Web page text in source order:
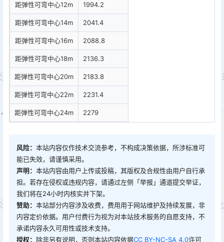
距弹性可弯中心12m 1994.2
距弹性可弯中心14m 2041.4
距弹性可弯中心16m 2088.8
距弹性可弯中心18m 2136.3
距弹性可弯中心20m 2183.8
距弹性可弯中心22m 2231.4
距弹性可弯中心24m 2279
风险： 本站内容仅作技术交流参考，不构成决策依据，所涉标准可
能已失效，请谨慎采用。
声明： 本站内容由用户上传或投稿，其版权及合规性由用户自行承
担。若存在侵权或违规内容，请通过左侧「举报」通道提交举证，
我们将在24小时内核实并下架。
赞助： 本站部分内容涉及收费，费用用于网站维护及持续发展，非
内容定价依据。用户付费行为视为对本站技术服务的自愿支持，不
承诺内容永久可用性或技术支持。
授权： 除非另有说明，否则本站内容依据CC BY-NC-SA 4.0许可